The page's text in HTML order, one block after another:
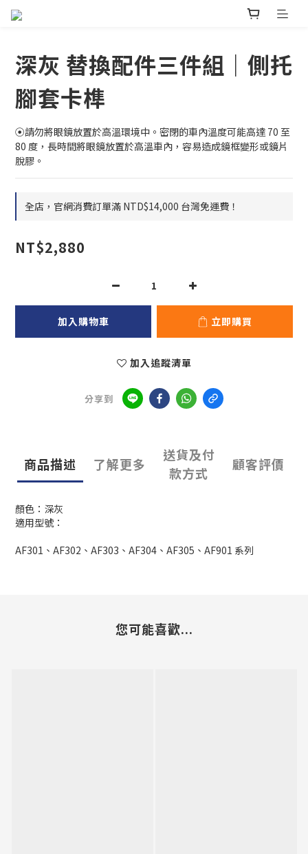
深灰 替換配件三件組｜側托
腳套卡榫
⦿請勿將眼鏡放置於高溫環境中。密閉的車內溫度可能高達 70 至
80 度，長時間將眼鏡放置於高溫車內，容易造成鏡框變形或鏡片
脫膠。
全店，官網消費訂單滿 NTD$14,000 台灣免運費！
NT$2,880
加入購物車 立即購買
加入追蹤清單
分享到
商品描述 了解更多
送貨及付
款方式
顧客評價
顏色：深灰
適用型號：
AF301、AF302、AF303、AF304、AF305、AF901 系列
您可能喜歡...